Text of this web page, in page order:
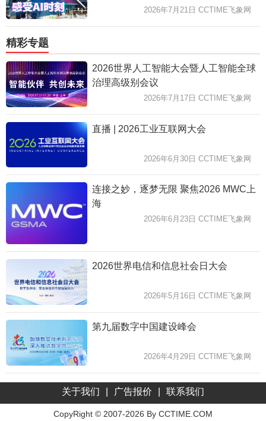
2026年7月21日 CCTIME飞象网
精彩专题
2026世界人工智能大会暨人工智能全球
治理高级别会议
2026年7月17日 CCTIME飞象网
直播 | 2026工业互联网大会
2026年6月30日 CCTIME飞象网
连接之妙，逐梦无限 聚焦2026 MWC上
海
2026年6月23日 CCTIME飞象网
2026世界电信和信息社会日大会
2026年5月16日 CCTIME飞象网
第九届数字中国建设峰会
2026年4月29日 CCTIME飞象网
关于我们 广告报价 联系我们
CopyRight © 2007-2026 By CCTIME.COM